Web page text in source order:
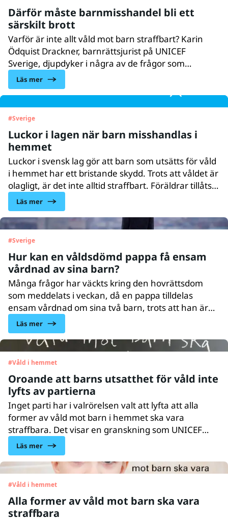
deltagande i panel i just dessa ämnen. Vår
socionompraktikant Ella Wåhlin sammanfattar de
två fullspäckade dagarna.
Därför måste barnmisshandel bli ett
särskilt brott
Varför är inte allt våld mot barn straffbart? Karin
Ödquist Drackner, barnrättsjurist på UNICEF
Sverige, djupdyker i några av de frågor som
uppkommit i samband med lanseringen av UNICEFs
nya rapport om våld mot barn i Sverige.
Läs mer
#Sverige
Luckor i lagen när barn misshandlas i
hemmet
Luckor i svensk lag gör att barn som utsätts för våld
i hemmet har ett bristande skydd. Trots att våldet är
olagligt, är det inte alltid straffbart. Föräldrar tillåts
att utöva visst våld mot sina barn, visar en ny
rapport från UNICEF Sverige.
Läs mer
#Sverige
Hur kan en våldsdömd pappa få ensam
vårdnad av sina barn?
Många frågor har väckts kring den hovrättsdom
som meddelats i veckan, då en pappa tilldelas
ensam vårdnad om sina två barn, trots att han är
dömd för misshandel mot dem. I det här fallet
framstår det inte som att barnens bästa har tagits i
beaktande, skriver Karin Ödquist Drackner,
barnrättsjurist på UNICEF Sverige.
Läs mer
#Våld i hemmet
Oroande att barns utsatthet för våld inte
lyfts av partierna
Inget parti har i valrörelsen valt att lyfta att alla
former av våld mot barn i hemmet ska vara
straffbara. Det visar en granskning som UNICEF
Sverige har gjort av riksdagspartiernas valmanifest
utifrån ett barnrättsperspektiv.
Läs mer
#Våld i hemmet
Alla former av våld mot barn ska vara
straffbara